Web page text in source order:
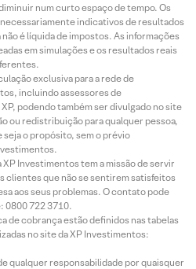
num curto espaço de tempo. Os
indicativos de resultados
é líquida de impostos. As informações
em simulações e os resultados reais
exclusiva para a rede de
incluindo assessores de
podendo também ser divulgado no site
ou redistribuição para qualquer pessoa,
o propósito, sem o prévio
Investimentos tem a missão de servir
clientes que não se sentirem satisfeitos
aos seus problemas. O contato pode
0800 722 3710.
de cobrança estão definidos nas tabelas
no site da XP Investimentos:
qualquer responsabilidade por quaisquer